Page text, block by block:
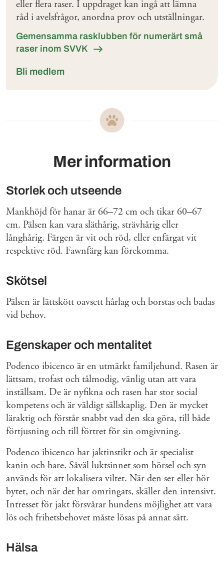
eller flera raser. I uppdraget kan ingå att lämna
råd i avelsfrågor, anordna prov och utställningar.
Gemensamma rasklubben för numerärt små
raser inom SVVK
Bli medlem
Mer information
Storlek och utseende
Mankhöjd för hanar är 66–72 cm och tikar 60–67
cm. Pälsen kan vara släthårig, strävhårig eller
långhårig. Färgen är vit och röd, eller enfärgat vit
respektive röd. Fawnfärg kan förekomma.
Skötsel
Pälsen är lättskött oavsett hårlag och borstas och badas
vid behov.
Egenskaper och mentalitet
Podenco ibicenco är en utmärkt familjehund. Rasen är
lättsam, trofast och tålmodig, vänlig utan att vara
inställsam. De är nyfikna och rasen har stor social
kompetens och är väldigt sällskaplig. Den är mycket
läraktig och förstår snabbt vad den ska göra, till både
förtjusning och till förtret för sin omgivning.
Podenco ibicenco har jaktinstikt och är specialist
kanin och hare. Såväl luktsinnet som hörsel och syn
används för att lokalisera viltet. När den ser eller hör
bytet, och när det har omringats, skäller den intensivt.
Intresset för jakt försvårar hundens möjlighet att vara
lös och frihetsbehovet måste lösas på annat sätt.
Hälsa